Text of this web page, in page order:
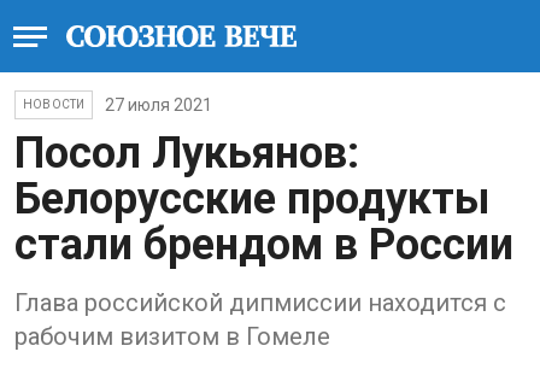
НОВОСТИ 27 июля 2021
Посол Лукьянов:
Белорусские продукты
стали брендом в России
Глава российской дипмиссии находится с
рабочим визитом в Гомеле